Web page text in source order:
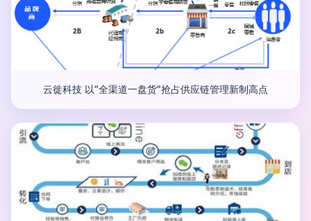
云徙科技 以“全渠道一盘货”抢占供应链管理新制高点